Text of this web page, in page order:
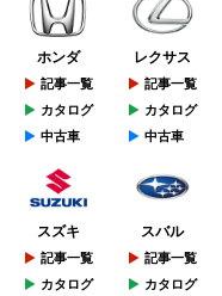
ホンダ
記事一覧
カタログ
中古車
レクサス
記事一覧
カタログ
中古車
スズキ
記事一覧
カタログ
スバル
記事一覧
カタログ